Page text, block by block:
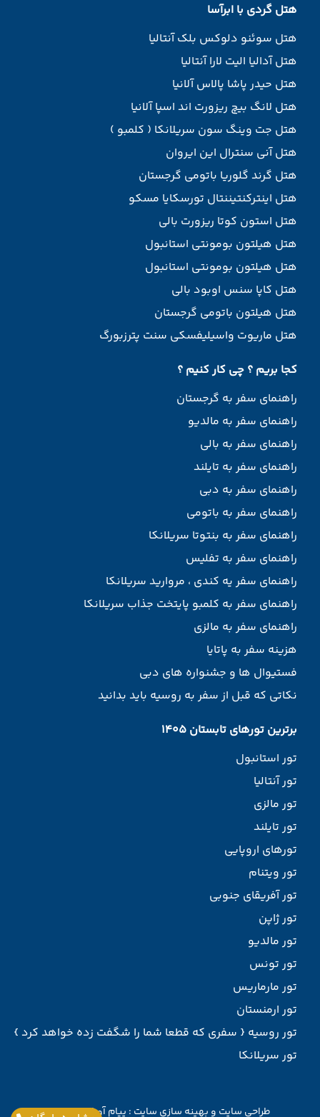
هتل گردی با ابرآسا
هتل سوئنو دلوکس بلک آنتالیا
هتل آدالیا الیت لارا آنتالیا
هتل حیدر پاشا پالاس آلانیا
هتل لانگ بیچ ریزورت اند اسپا آلانیا
هتل جت وینگ سون سریلانکا ( کلمبو )
هتل آنی سنترال این ایروان
هتل گرند گلوریا باتومی گرجستان
هتل اینترکنتیننتال تورسکایا مسکو
هتل استون کوتا ریزورت بالی
هتل هیلتون بومونتی استانبول
هتل هیلتون بومونتی استانبول
هتل کاپا سنس اوبود بالی
هتل هیلتون باتومی گرجستان
هتل ماریوت واسیلیفسکی سنت پترزبورگ
کجا بریم ؟ چی کار کنیم ؟
راهنمای سفر به گرجستان
راهنمای سفر به مالدیو
راهنمای سفر به بالی
راهنمای سفر به تایلند
راهنمای سفر به دبی
راهنمای سفر به باتومی
راهنمای سفر به بنتوتا سریلانکا
راهنمای سفر به تفلیس
راهنمای سفر یه کندی ، مروارید سریلانکا
راهنمای سفر به کلمبو پایتخت جذاب سریلانکا
راهنمای سفر به مالزی
هزینه سفر به پاتایا
فستیوال ها و جشنواره های دبی
نکاتی که قبل از سفر به روسیه باید بدانید
برترین تورهای تابستان 1405
تور استانبول
تور آنتالیا
تور مالزی
تور تایلند
تورهای اروپایی
تور ویتنام
تور آفریقای جنوبی
تور ژاپن
تور مالدیو
تور تونس
تور مارماریس
تور ارمنستان
تور روسیه { سفری که قطعا شما را شگفت زده خواهد کرد }
تور سریلانکا
طراحی سایت و بهینه سازی سایت : پیام آوران پارسیان